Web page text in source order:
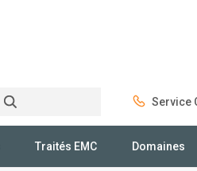
Service
Traités EMC Domaines